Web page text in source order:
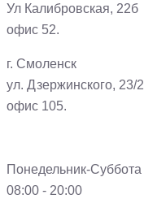
Ул Калибровская, 22б
офис 52.
г. Смоленск
ул. Дзержинского, 23/2
офис 105.
Понедельник-Суббота
08:00 - 20:00